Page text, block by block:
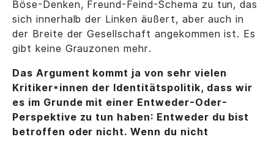
Böse-Denken, Freund-Feind-Schema zu tun, das
sich innerhalb der Linken äußert, aber auch in
der Breite der Gesellschaft angekommen ist. Es
gibt keine Grauzonen mehr.
Das Argument kommt ja von sehr vielen
Kritiker*innen der Identitätspolitik, dass wir
es im Grunde mit einer Entweder-Oder-
Perspektive zu tun haben: Entweder du bist
betroffen oder nicht. Wenn du nicht